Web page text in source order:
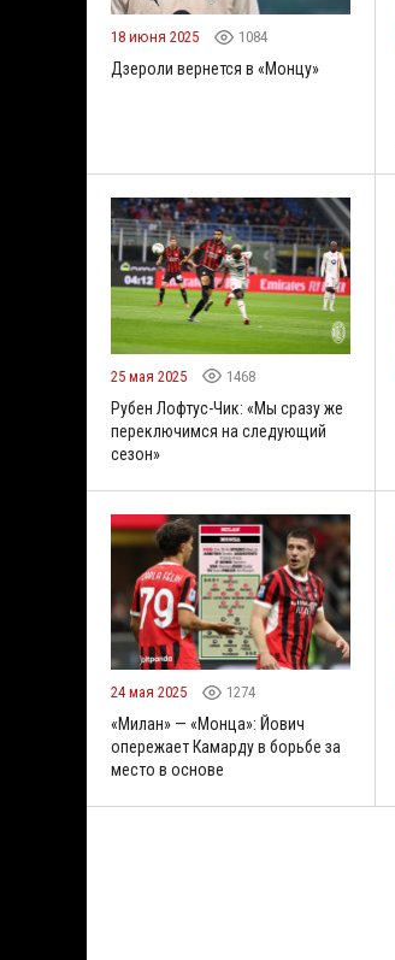
18 июня 2025 1084
Дзероли вернется в «Монцу»
25 мая 2025 1468
Рубен Лофтус-Чик: «Мы сразу же
переключимся на следующий
сезон»
24 мая 2025 1274
«Милан» — «Монца»: Йович
опережает Камарду в борьбе за
место в основе